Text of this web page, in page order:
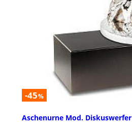
-45%
Aschenurne Mod. Diskuswerfer